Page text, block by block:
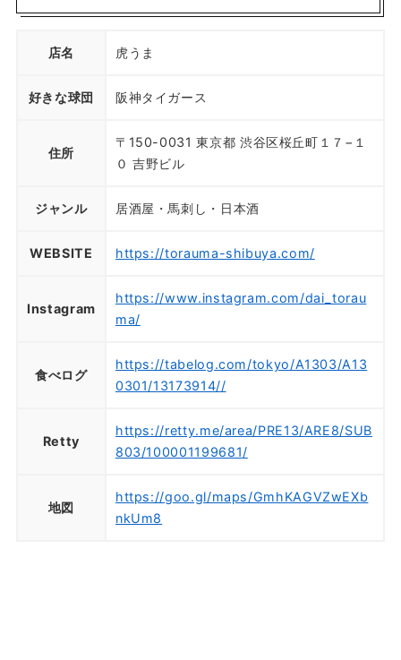
店名 虎うま
好きな球団 阪神タイガース
住所
〒150-0031 東京都 渋谷区桜丘町１７−１
０ 吉野ビル
ジャンル 居酒屋・馬刺し・日本酒
WEBSITE https://torauma-shibuya.com/
Instagram
https://www.instagram.com/dai_torau
ma/
食べログ
https://tabelog.com/tokyo/A1303/A13
0301/13173914//
Retty
https://retty.me/area/PRE13/ARE8/SUB
803/100001199681/
地図
https://goo.gl/maps/GmhKAGVZwEXb
nkUm8